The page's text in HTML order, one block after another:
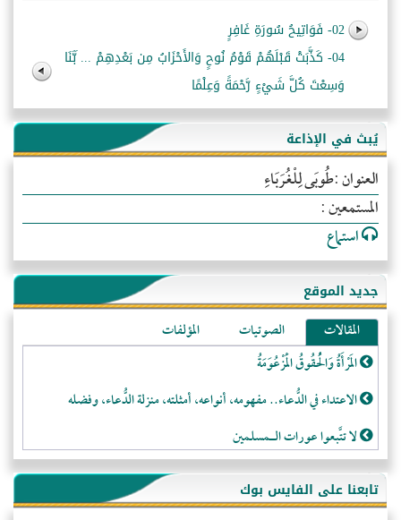
02- فَوَاتِيحُ سُورَةِ غَافِرٍ
04- كَذَّبَتْ قَبْلَهُمْ قَوْمُ نُوحٍ وَالأَحْزَابُ مِن بَعْدِهِمْ ... َبَّنَا
وَسِعْتَ كُلَّ شَيْءٍ رَّحْمَةً وَعِلْمًا
يُبث في الإذاعة
العنوان :طُوبَى لِلْغُرَبَاءِ
المستمعين :
استماع
جديد الموقع
المقالات الصوتيات
المؤلفات
المَرْأَةُ وَالْحُقُوقُ الْمَزْعُوَمَةُ
الاعتداء في الدُّعاء.. مفهومه، أنواعه، أمثلته، منزلة الدُّعاء، وفضله
لا تتَّبعوا عورات الـمسلمين
فقه النَّصيحة عند الصَّحابة الكرام رضي الله عنهم
لَا عِزَّةَ إِلَّا بِالإِسْلَامِ
تابعنا على الفايس بوك